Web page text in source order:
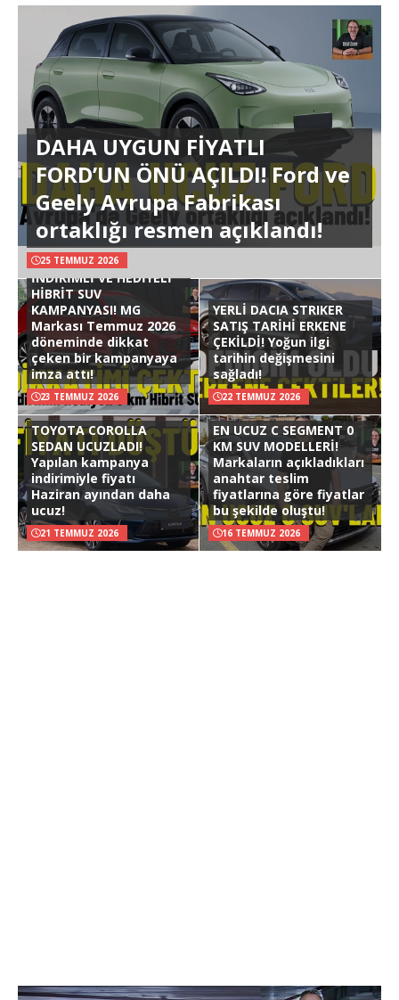
DAHA UYGUN FİYATLI
FORD’UN ÖNÜ AÇILDI! Ford ve
Geely Avrupa Fabrikası
ortaklığı resmen açıklandı!
25 TEMMUZ 2026
İNDİRİMLİ VE HEDİYELİ
HİBRİT SUV
KAMPANYASI! MG
Markası Temmuz 2026
döneminde dikkat
çeken bir kampanyaya
imza attı!
23 TEMMUZ 2026
YERLİ DACIA STRIKER
SATIŞ TARİHİ ERKENE
ÇEKİLDİ! Yoğun ilgi
tarihin değişmesini
sağladı!
22 TEMMUZ 2026
TOYOTA COROLLA
SEDAN UCUZLADI!
Yapılan kampanya
indirimiyle fiyatı
Haziran ayından daha
ucuz!
21 TEMMUZ 2026
EN UCUZ C SEGMENT 0
KM SUV MODELLERİ!
Markaların açıkladıkları
anahtar teslim
fiyatlarına göre fiyatlar
bu şekilde oluştu!
16 TEMMUZ 2026